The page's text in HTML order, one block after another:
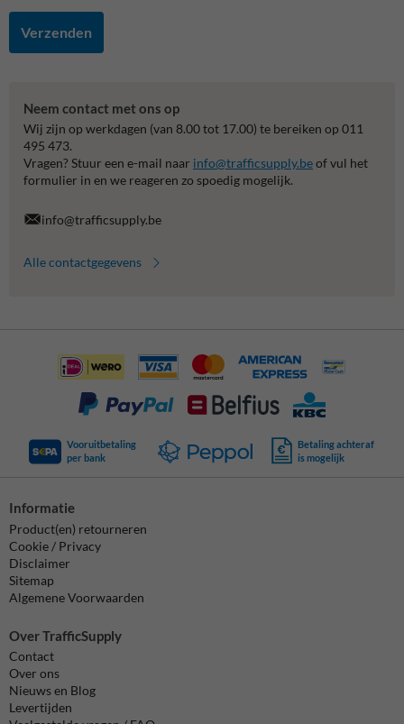
Verzenden
Neem contact met ons op
Wij zijn op werkdagen (van 8.00 tot 17.00) te bereiken op 011
495 473.
Vragen? Stuur een e-mail naar info@trafficsupply.beof vul het
formulier in en we reageren zo spoedig mogelijk.
info@trafficsupply.be
Alle contactgegevens
Vooruitbetaling
per bank
Betaling achteraf
is mogelijk
Informatie
Product(en) retourneren
Cookie / Privacy
Disclaimer
Sitemap
Algemene Voorwaarden
Over TrafficSupply
Contact
Over ons
Nieuws en Blog
Levertijden